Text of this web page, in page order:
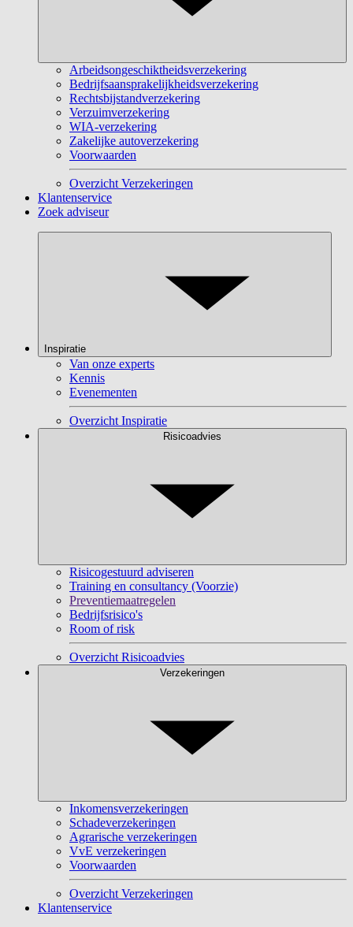
Arbeidsongeschiktheidsverzekering
Bedrijfsaansprakelijkheidsverzekering
Rechtsbijstandverzekering
Verzuimverzekering
WIA-verzekering
Zakelijke autoverzekering
Voorwaarden
Overzicht Verzekeringen
Klantenservice
Zoek adviseur
Inspiratie
Van onze experts
Kennis
Evenementen
Overzicht Inspiratie
Risicoadvies
Risicogestuurd adviseren
Training en consultancy (Voorzie)
Preventiemaatregelen
Bedrijfsrisico's
Room of risk
Overzicht Risicoadvies
Verzekeringen
Inkomensverzekeringen
Schadeverzekeringen
Agrarische verzekeringen
VvE verzekeringen
Voorwaarden
Overzicht Verzekeringen
Klantenservice